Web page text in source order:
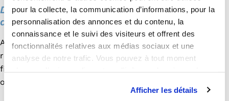
pour la collecte, la communication d’informations, pour la
personnalisation des annonces et du contenu, la
connaissance et le suivi des visiteurs et offrent des
fonctionnalités relatives aux médias sociaux et une
analyse de notre trafic. Vous pouvez à tout moment
Afficher les détails
Déclaration d’impôt 2022 : notre
accompagnement personnalisé
Afin de vous aider dans le cadre de votre déclaration de
revenus, Valority met à votre disposition ses experts en
fiscalité. Ils répondront à vos interrogations et
optimiseront votre déclaration le cas échéant.
: les informations que vous